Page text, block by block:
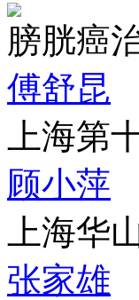
膀胱癌
傅舒昆
上海第
顾小萍
上海华
张家雄